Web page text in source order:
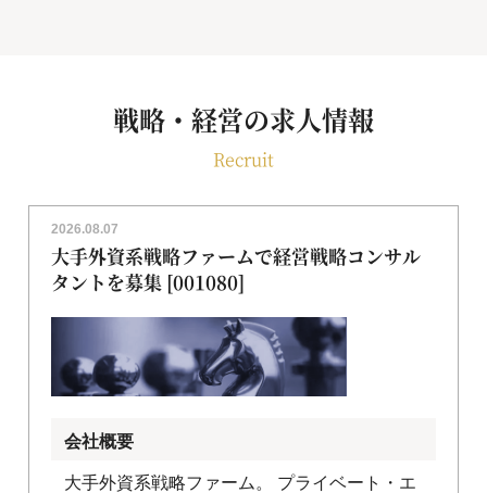
戦略・経営の求人情報
Recruit
2026.08.07
大手外資系戦略ファームで経営戦略コンサル
タントを募集 [001080]
会社概要
大手外資系戦略ファーム。 プライベート・エ